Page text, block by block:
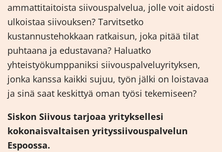
ammattitaitoista siivouspalvelua, jolle voit aidosti
ulkoistaa siivouksen? Tarvitsetko
kustannustehokkaan ratkaisun, joka pitää tilat
puhtaana ja edustavana? Haluatko
yhteistyökumppaniksi siivouspalveluyrityksen,
jonka kanssa kaikki sujuu, työn jälki on loistavaa
ja sinä saat keskittyä oman työsi tekemiseen?
Siskon Siivous tarjoaa yrityksellesi
kokonaisvaltaisen yrityssiivouspalvelun
Espoossa.